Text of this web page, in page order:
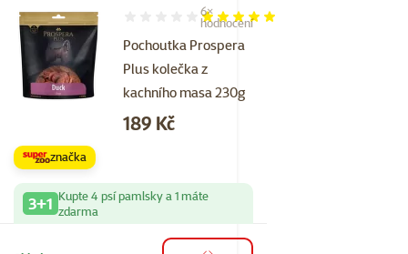
Pochoutka Prospera
Plus kolečka z
kachního masa 230g
Hodnocení 100%, počet hodnocení: 6
6×
hodnocení
Cena
189 Kč
značka
3+1 Kupte 4 psí pamlsky a 1 máte
zdarma